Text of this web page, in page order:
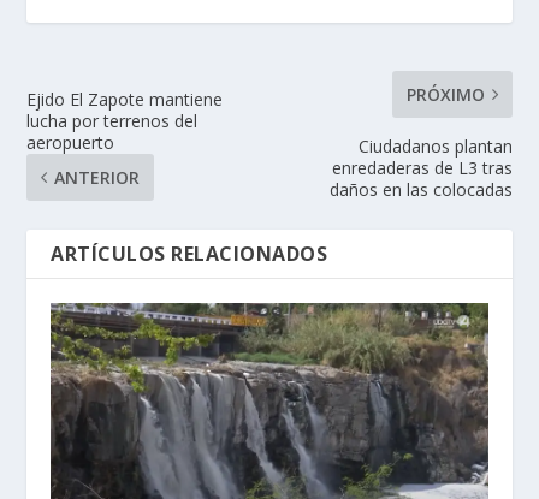
Ejido El Zapote mantiene
lucha por terrenos del
aeropuerto
ANTERIOR
PRÓXIMO
Ciudadanos plantan
enredaderas de L3 tras
daños en las colocadas
ARTÍCULOS RELACIONADOS